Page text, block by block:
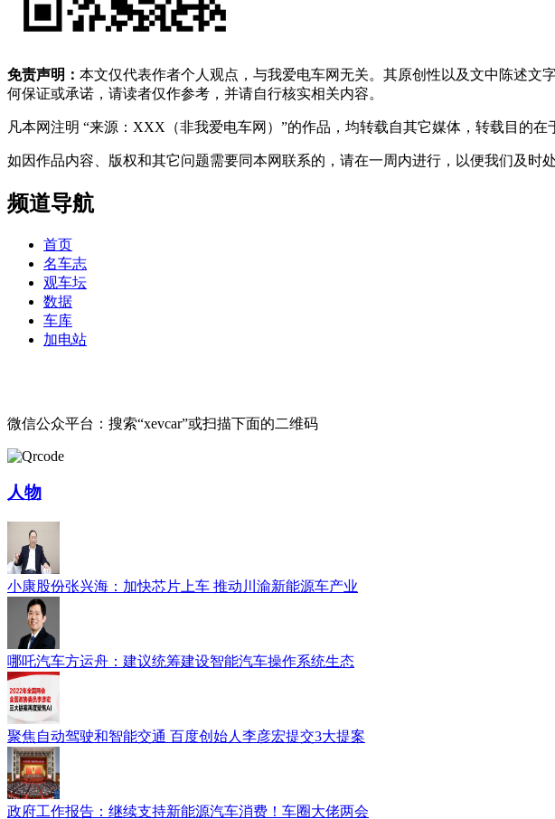
免责声明： 本文仅代表作者个人观点，与我爱电车网无关。其原创性以及文中陈述
何保证或承诺，请读者仅作参考，并请自行核实相关内容。
凡本网注明 “来源：XXX（非我爱电车网）”的作品，均转载自其它媒体，转载目的
如因作品内容、版权和其它问题需要同本网联系的，请在一周内进行，以便我们及时处
频道导航
首页
名车志
观车坛
数据
车库
加电站
微信公众平台：搜索“xevcar”或扫描下面的二维码
人物
小康股份张兴海：加快芯片上车 推动川渝新能源车产业
哪吒汽车方运舟：建议统筹建设智能汽车操作系统生态
聚焦自动驾驶和智能交通 百度创始人李彦宏提交3大提案
政府工作报告：继续支持新能源汽车消费！车圈大佬两会